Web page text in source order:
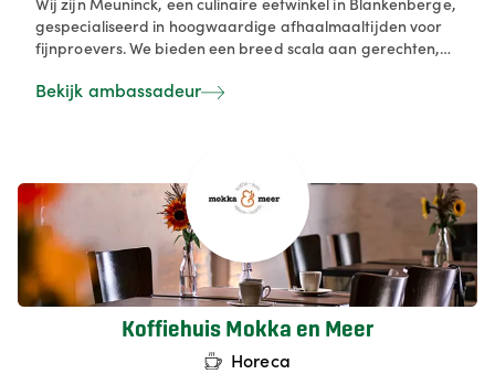
gespecialiseerd in hoogwaardige afhaalmaaltijden voor
fijnproevers. We bieden een breed scala aan gerechten,
Onze focus ligt op lokaal geproduceerde ingrediënten en
Bekijk ambassadeur
Koffiehuis Mokka en Meer
Horeca